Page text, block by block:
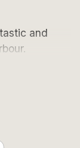
and
idyllic fishing
on two